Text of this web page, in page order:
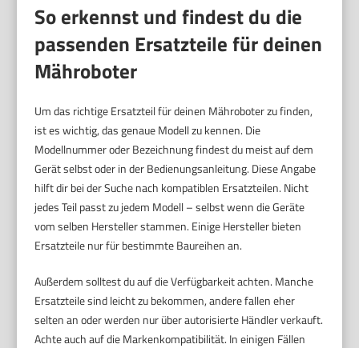
So erkennst und findest du die
passenden Ersatzteile für deinen
Mähroboter
Um das richtige Ersatzteil für deinen Mähroboter zu finden,
ist es wichtig, das genaue Modell zu kennen. Die
Modellnummer oder Bezeichnung findest du meist auf dem
Gerät selbst oder in der Bedienungsanleitung. Diese Angabe
hilft dir bei der Suche nach kompatiblen Ersatzteilen. Nicht
jedes Teil passt zu jedem Modell – selbst wenn die Geräte
vom selben Hersteller stammen. Einige Hersteller bieten
Ersatzteile nur für bestimmte Baureihen an.
Außerdem solltest du auf die Verfügbarkeit achten. Manche
Ersatzteile sind leicht zu bekommen, andere fallen eher
selten an oder werden nur über autorisierte Händler verkauft.
Achte auch auf die Markenkompatibilität. In einigen Fällen